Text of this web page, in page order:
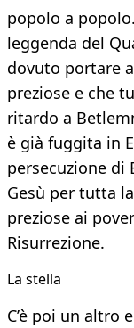
popolo a
leggenda del
dovuto portare
preziose e che
ritardo a
è già fuggita in
persecuzione di
Gesù per tutta
preziose ai
Risurrezione.
La stella
C’è poi un altro